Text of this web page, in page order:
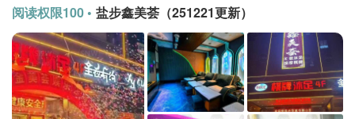
阅读权限100 • 盐步鑫美荟（251221更新）